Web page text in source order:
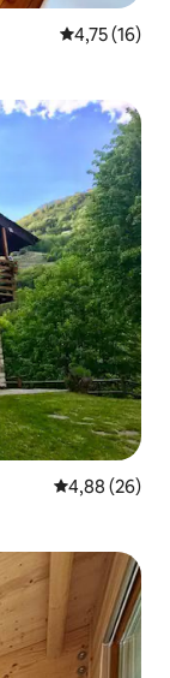
Évaluation
4,75 (16)
Évaluation
4,88 (26)